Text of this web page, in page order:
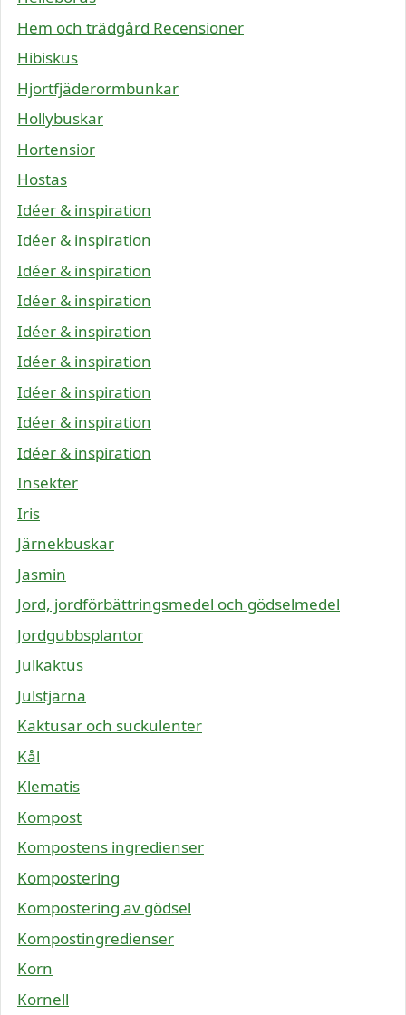
Hem och trädgård Recensioner
Hibiskus
Hjortfjäderormbunkar
Hollybuskar
Hortensior
Hostas
Idéer & inspiration
Idéer & inspiration
Idéer & inspiration
Idéer & inspiration
Idéer & inspiration
Idéer & inspiration
Idéer & inspiration
Idéer & inspiration
Idéer & inspiration
Insekter
Iris
Järnekbuskar
Jasmin
Jord, jordförbättringsmedel och gödselmedel
Jordgubbsplantor
Julkaktus
Julstjärna
Kaktusar och suckulenter
Kål
Klematis
Kompost
Kompostens ingredienser
Kompostering
Kompostering av gödsel
Kompostingredienser
Korn
Kornell